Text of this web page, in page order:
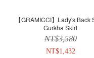
【GRAMICCI】Lady's Back
Gurkha Skirt
NT$3,580
NT$1,432